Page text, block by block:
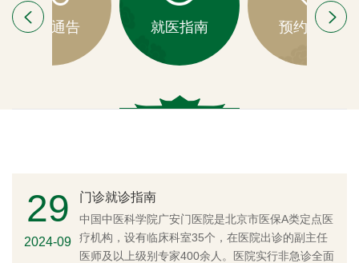
停诊通告 就医指南 预约挂号
29
2024-09
门诊就诊指南
中国中医科学院广安门医院是北京市医保A类定点医
疗机构，设有临床科室35个，在医院出诊的副主任
医师及以上级别专家400余人。医院实行非急诊全面